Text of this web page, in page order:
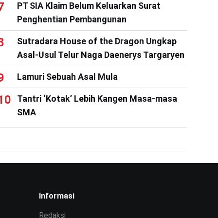
PT SIA Klaim Belum Keluarkan Surat
Penghentian Pembangunan
Sutradara House of the Dragon Ungkap
Asal-Usul Telur Naga Daenerys Targaryen
Lamuri Sebuah Asal Mula
Tantri ‘Kotak’ Lebih Kangen Masa-masa
SMA
Informasi
Redaksi